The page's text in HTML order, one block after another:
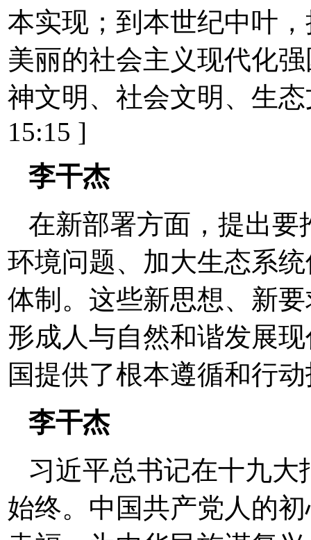
本实现；到本世纪中叶
美丽的社会主义现代化
神文明、社会文明、生
15:15 ]
李干杰
在新部署方面，提出
环境问题、加大生态系
体制。这些新思想、新
形成人与自然和谐发展
国提供了根本遵循和行
李干杰
习近平总书记在十九
始终。中国共产党人的